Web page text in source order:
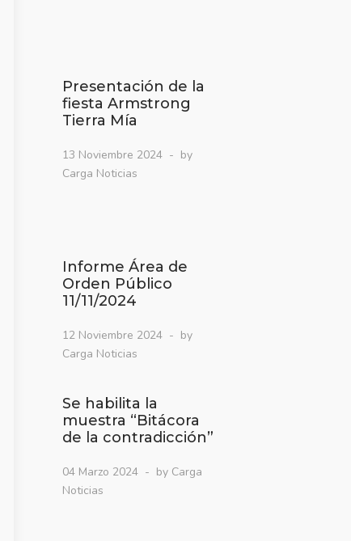
Presentación de la
fiesta Armstrong
Tierra Mía
13 Noviembre 2024
by
Carga Noticias
Informe Área de
Orden Público
11/11/2024
12 Noviembre 2024
by
Carga Noticias
Se habilita la
muestra “Bitácora
de la contradicción”
04 Marzo 2024
by Carga
Noticias